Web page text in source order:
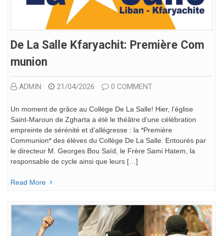
De La Salle Kfaryachit: Première Com
Munion
ADMIN 21/04/2026 0 COMMENT
Un moment de grâce au Collège De La Salle! Hier, l’église
Saint-Maroun de Zgharta a été le théâtre d’une célébration
empreinte de sérénité et d’allégresse : la *Première
Communion* des élèves du Collège De La Salle. Entourés par
le directeur M. Georges Bou Saïd, le Frère Sami Hatem, la
responsable de cycle ainsi que leurs […]
Read More